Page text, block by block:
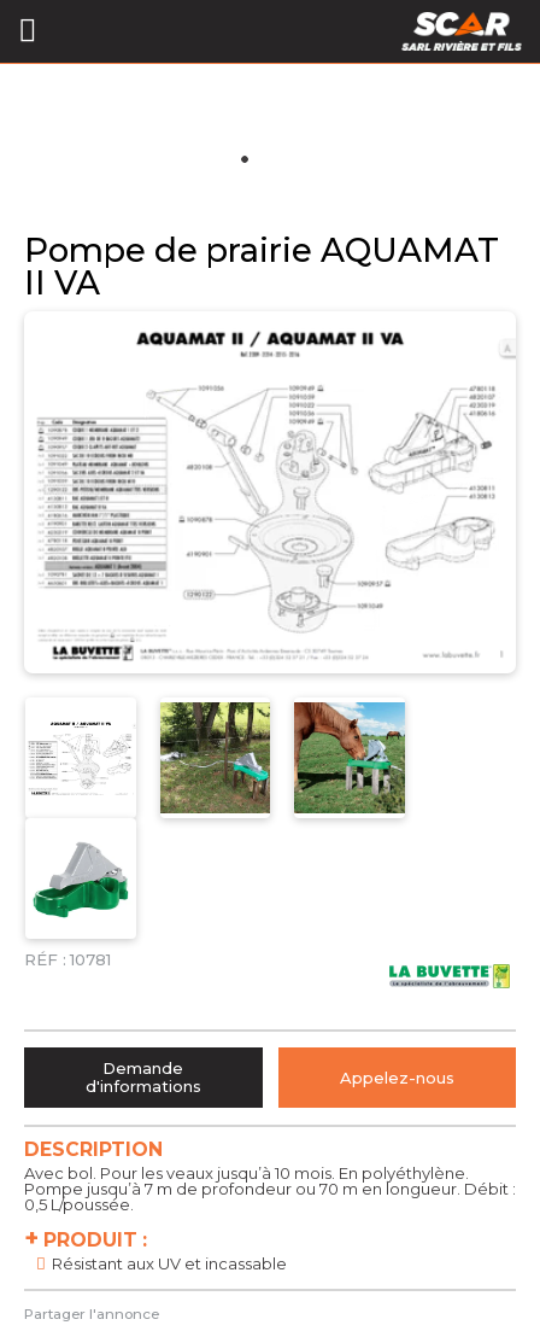
Pompe de prairie AQUAMAT
II VA
RÉF : 10781
+ PRODUIT :
Résistant aux UV et incassable
Partager l'annonce
DESCRIPTION
Avec bol. Pour les veaux jusqu’à 10 mois. En polyéthylène.
Pompe jusqu’à 7 m de profondeur ou 70 m en longueur. Débit :
0,5 L/poussée.
Demande
d'informations
Appelez-nous